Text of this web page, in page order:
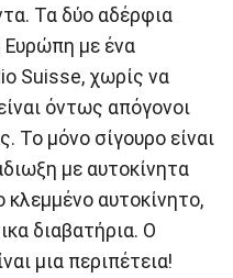
Τα δύο αδέρφια
Ευρώπη με ένα
Suisse, χωρίς να
όντως απόγονοι
Το μόνο σίγουρο είναι
με αυτοκίνητα
αυτοκίνητο,
διαβατήρια. Ο
μια περιπέτεια!